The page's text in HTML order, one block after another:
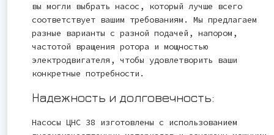
вы могли выбрать насос, который лучше всего
соответствует вашим требованиям. Мы предлагаем
разные варианты с разной подачей, напором,
частотой вращения ротора и мощностью
электродвигателя, чтобы удовлетворить ваши
конкретные потребности.
Надежность и долговечность:
Насосы ЦНС 38 изготовлены с использованием